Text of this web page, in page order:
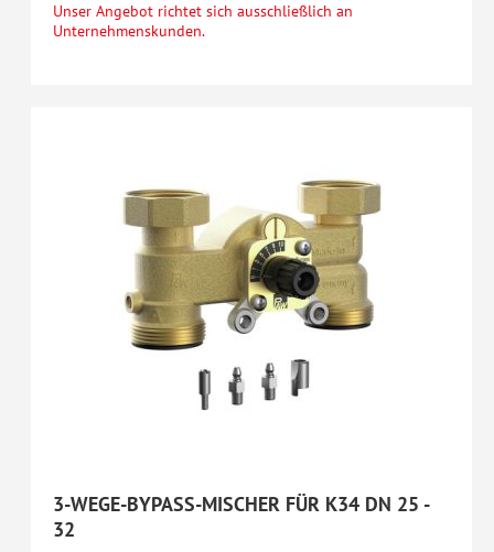
Unser Angebot richtet sich ausschließlich an
Unternehmenskunden.
3-WEGE-BYPASS-MISCHER FÜR K34 DN 25 -
32